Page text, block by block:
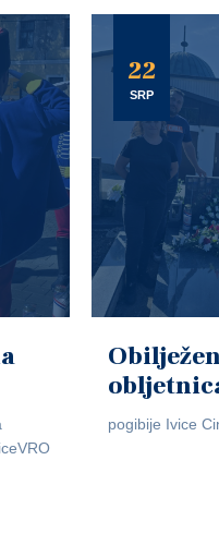
22
SRP
pogibije Ivice